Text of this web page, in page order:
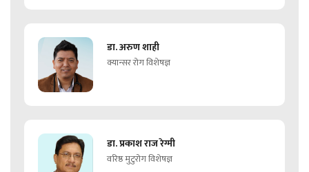
डा. अरुण शाही
क्यान्सर रोग विशेषज्ञ
डा. प्रकाश राज रेग्मी
वरिष्ठ मुटुरोग विशेषज्ञ